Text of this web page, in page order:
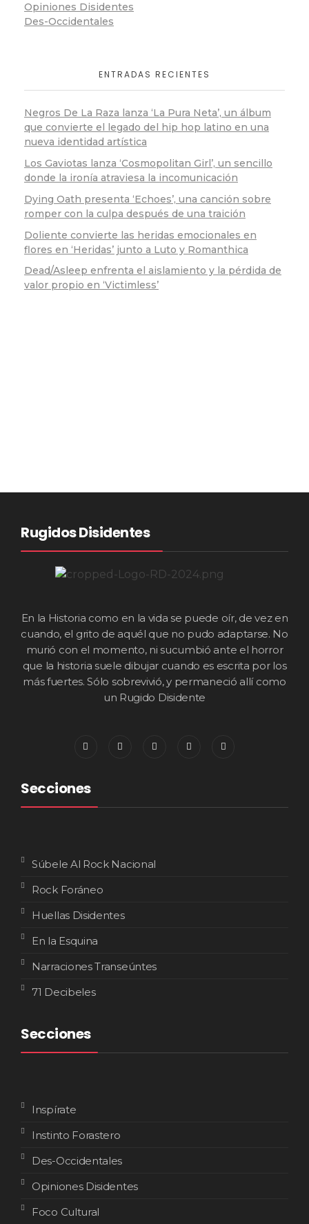
Opiniones Disidentes
Des-Occidentales
ENTRADAS RECIENTES
Negros De La Raza lanza ‘La Pura Neta’, un álbum
que convierte el legado del hip hop latino en una
nueva identidad artística
Los Gaviotas lanza ‘Cosmopolitan Girl’, un sencillo
donde la ironía atraviesa la incomunicación
Dying Oath presenta ‘Echoes’, una canción sobre
romper con la culpa después de una traición
Doliente convierte las heridas emocionales en
flores en ‘Heridas’ junto a Luto y Romanthica
Dead/Asleep enfrenta el aislamiento y la pérdida de
valor propio en ‘Victimless’
Rugidos Disidentes
En la Historia como en la vida se puede oír, de vez en
cuando, el grito de aquél que no pudo adaptarse. No
murió con el momento, ni sucumbió ante el horror
que la historia suele dibujar cuando es escrita por los
más fuertes. Sólo sobrevivió, y permaneció allí como
un Rugido Disidente
Secciones
Súbele Al Rock Nacional
Rock Foráneo
Huellas Disidentes
En la Esquina
Narraciones Transeúntes
71 Decibeles
Secciones
Inspírate
Instinto Forastero
Des-Occidentales
Opiniones Disidentes
Foco Cultural